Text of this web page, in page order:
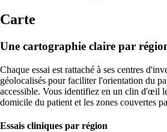
Carte
Une cartographie claire par
Chaque essai est rattaché à ses centres
géolocalisés pour faciliter l'orientation du
accessible. Vous identifiez en un clin d'œil
domicile du patient et les zones couvertes
Essais cliniques par région